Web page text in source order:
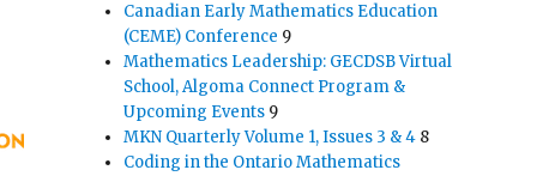
Canadian Early Mathematics Education
(CEME) Conference 9
Mathematics Leadership: GECDSB Virtual
School, Algoma Connect Program &
Upcoming Events 9
MKN Quarterly Volume 1, Issues 3 & 4 8
Coding in the Ontario Mathematics